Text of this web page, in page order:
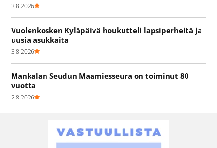
3.8.2026
Vuolenkosken Kyläpäivä houkutteli lapsiperheitä ja
uusia asukkaita
3.8.2026
Mankalan Seudun Maamiesseura on toiminut 80
vuotta
2.8.2026